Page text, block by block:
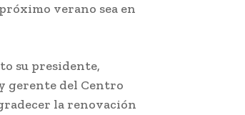
verano sea en
su presidente,
gerente del Centro
la renovación